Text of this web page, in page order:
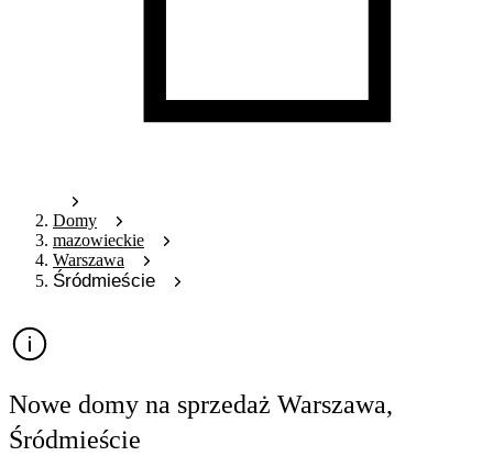
Domy
mazowieckie
Warszawa
Śródmieście
Nowe domy na sprzedaż Warszawa,
Śródmieście